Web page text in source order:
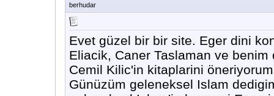
berhudar
Evet güzel bir bir site. Eger dini
Eliacik, Caner Taslaman ve
Cemil Kilic'in kitaplarini
Günüzüm geleneksel Islam